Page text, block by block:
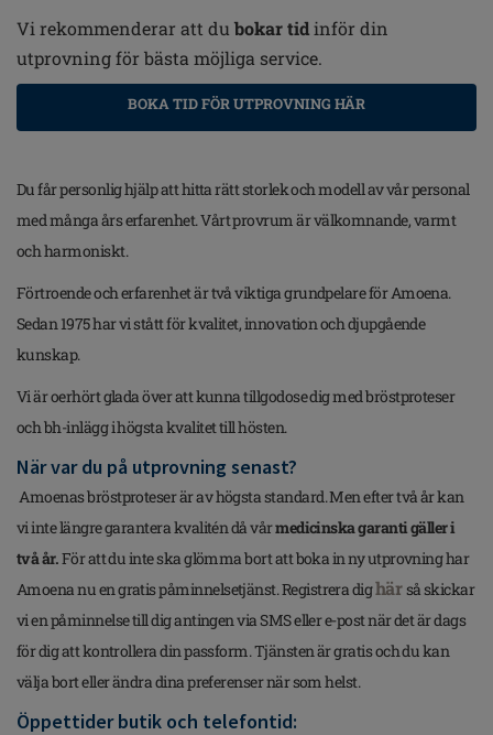
Vi rekommenderar att du bokar tidinför din
utprovning för bästa möjliga service.
BOKA TID FÖR UTPROVNING HÄR
Du får personlig hjälp att hitta rätt storlek och modell av vår personal
med många års erfarenhet. Vårt provrum är välkomnande, varmt
och harmoniskt.
Förtroende och erfarenhet är två viktiga grundpelare för Amoena.
Sedan 1975 har vi stått för kvalitet, innovation och djupgående
kunskap.
Vi är oerhört glada över att kunna tillgodose dig med bröstproteser
och bh-inlägg i högsta kvalitet till hösten.
När var du på utprovning senast?
Amoenas bröstproteser är av högsta standard. Men efter två år kan
vi inte längre garantera kvalitén då vårmedicinska garanti gäller i
två år.För att du inte ska glömma bort att boka in ny utprovning har
Amoena nu en gratis påminnelsetjänst. Registrera dighärså skickar
vi en påminnelse till dig antingen via SMS eller e-post när det är dags
för dig att kontrollera din passform. Tjänsten är gratis och du kan
välja bort eller ändra dina preferenser när som helst.
Öppettider butik och telefontid: